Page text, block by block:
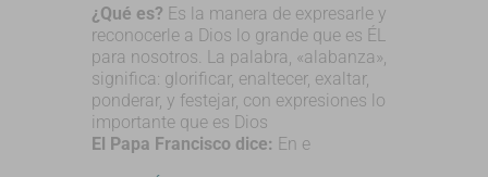
¿Qué es? Es la manera de expresarle y
reconocerle a Dios lo grande que es ÉL
para nosotros. La palabra, «alabanza»,
significa: glorificar, enaltecer, exaltar,
ponderar, y festejar, con expresiones lo
importante que es Dios
El Papa Francisco dice: En e